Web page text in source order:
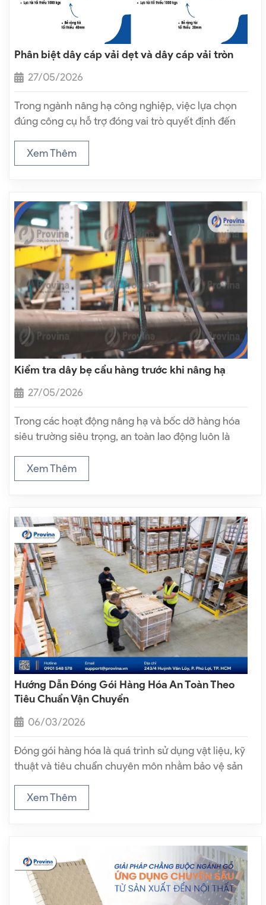
Phân biệt dây cáp vải dẹt và dây cáp vải tròn
27/05/2026
Trong ngành nâng hạ công nghiệp, việc lựa chọn
đúng công cụ hỗ trợ đóng vai trò quyết định đến
nay, dây cáp vải tổng hợp làm từ sợi…
Xem Thêm
Kiểm tra dây bẹ cẩu hàng trước khi nâng hạ
27/05/2026
Trong các hoạt động nâng hạ và bốc dỡ hàng hóa
siêu trường siêu trọng, an toàn lao động luôn là
hữu những hệ thống cần trục hay pa lăng…
Xem Thêm
Hướng Dẫn Đóng Gói Hàng Hóa An Toàn Theo
Tiêu Chuẩn Vận Chuyển
06/03/2026
Đóng gói hàng hóa là quá trình sử dụng vật liệu, kỹ
thuật và tiêu chuẩn chuyên môn nhằm bảo vệ sản
ro trong suốt quá trình vận chuyển…
Xem Thêm